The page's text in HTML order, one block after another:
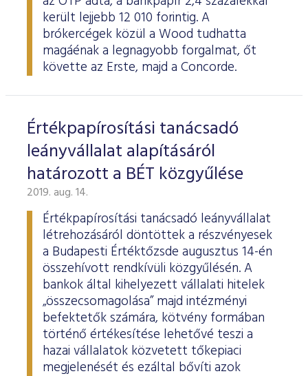
került lejjebb 12 010 forintig. A
brókercégek közül a Wood tudhatta
magáénak a legnagyobb forgalmat, őt
követte az Erste, majd a Concorde.
Értékpapírosítási tanácsadó
leányvállalat alapításáról
határozott a BÉT közgyűlése
2019. aug. 14.
Értékpapírosítási tanácsadó leányvállalat
létrehozásáról döntöttek a részvényesek
a Budapesti Értéktőzsde augusztus 14-én
összehívott rendkívüli közgyűlésén. A
bankok által kihelyezett vállalati hitelek
„összecsomagolása” majd intézményi
befektetők számára, kötvény formában
történő értékesítése lehetővé teszi a
hazai vállalatok közvetett tőkepiaci
megjelenését és ezáltal bővíti azok